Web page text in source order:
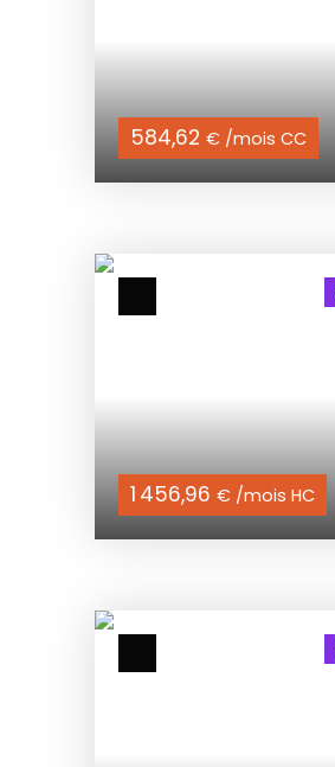
584,62 € /mois CC
1 456,96 € /mois HC